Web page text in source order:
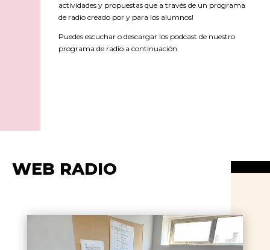
actividades y propuestas que a través de un programa
de radio creado por y para los alumnos!
Puedes escuchar o descargar los podcast de nuestro
programa de radio a continuación.
WEB RADIO